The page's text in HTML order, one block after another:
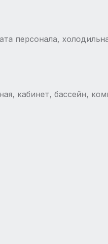
персонала,
кабинет, бассейн,